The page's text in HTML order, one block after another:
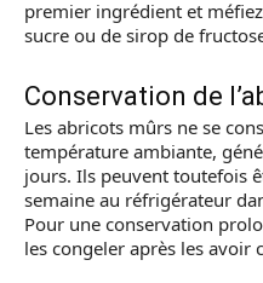
premier ingrédient et
sucre ou de sirop de
Conservation de
Les abricots mûrs ne se
température ambiante,
jours. Ils peuvent toutefois
semaine au réfrigérateur
Pour une conservation
les congeler après les avoir